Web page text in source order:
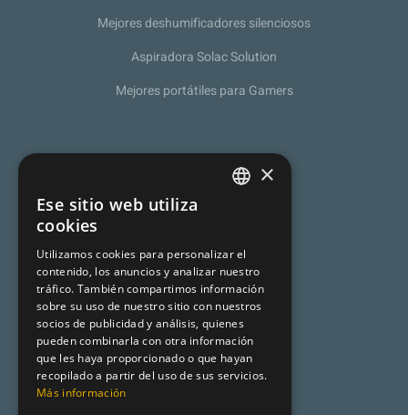
Mejores deshumificadores silenciosos
Aspiradora Solac Solution
Mejores portátiles para Gamers
Sobre nosotros
Política de Privacidad
Aviso legal
Premsa
Mundo Turismo
ENGLISH
×
Ese sitio web utiliza
cookies
Utilizamos cookies para personalizar el
contenido, los anuncios y analizar nuestro
tráfico. También compartimos información
sobre su uso de nuestro sitio con nuestros
socios de publicidad y análisis, quienes
pueden combinarla con otra información
que les haya proporcionado o que hayan
recopilado a partir del uso de sus servicios.
Más información